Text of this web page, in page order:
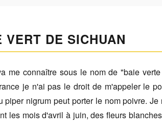
DE SICHUAN
me connaître sous le nom de "baie
je n'ai pas le droit de m'appeler le
nigrum peut porter le nom poivre.
les mois d'avril à juin, des fleurs